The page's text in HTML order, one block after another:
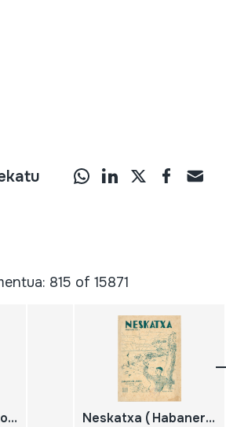
815 of 15871
Dultzaina errepertorioa - Taldean jotzeko oinarrizko doinuak - Bigarren tanda; Neskatxa ( Habanera vasca);